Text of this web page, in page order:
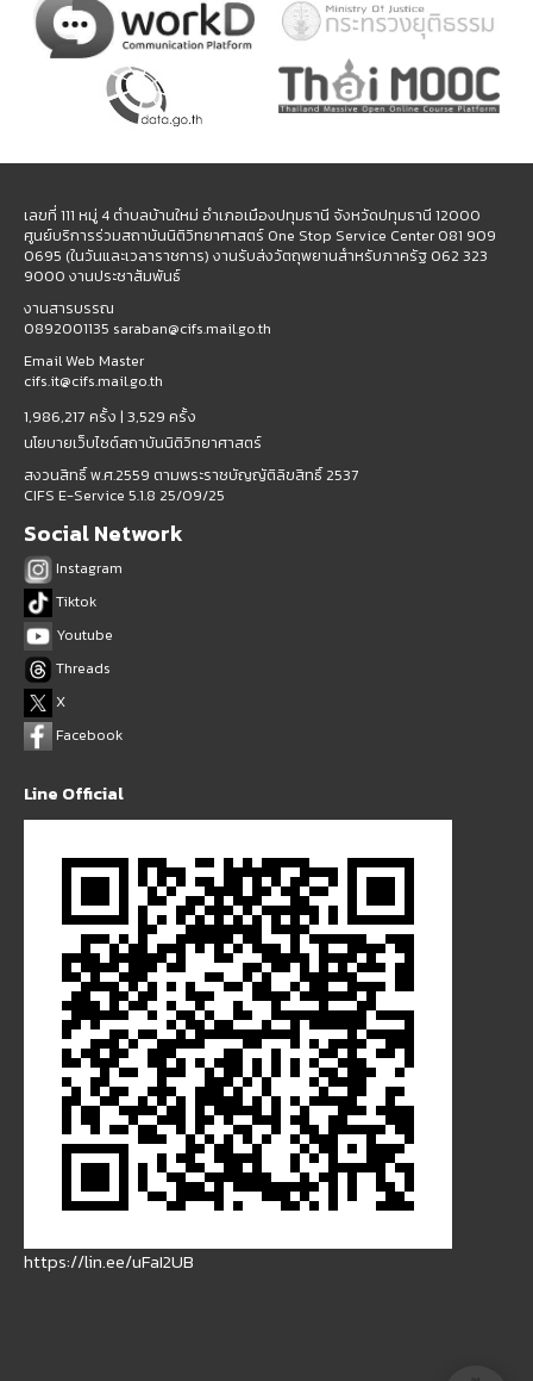
เลขที่ 111 หมู่ 4 ตำบลบ้านใหม่ อำเภอเมืองปทุมธานี จังหวัดปทุมธานี 12000
ศูนย์บริการร่วมสถาบันนิติวิทยาศาสตร์ One Stop Service Center 081 909
0695 (ในวันและเวลาราชการ) งานรับส่งวัตถุพยานสำหรับภาครัฐ 062 323
9000 งานประชาสัมพันธ์
งานสารบรรณ
0892001135 saraban@cifs.mail.go.th
Email Web Master
cifs.it@cifs.mail.go.th
1,986,217 ครั้ง | 3,529 ครั้ง
นโยบายเว็บไซต์สถาบันนิติวิทยาศาสตร์
สงวนสิทธิ์ พ.ศ.2559 ตามพระราชบัญญัติลิขสิทธิ์ 2537
CIFS E-Service 5.1.8 25/09/25
Social Network
Instagram
Tiktok
Youtube
Threads
X
Facebook
Line Official
https://lin.ee/uFaI2UB